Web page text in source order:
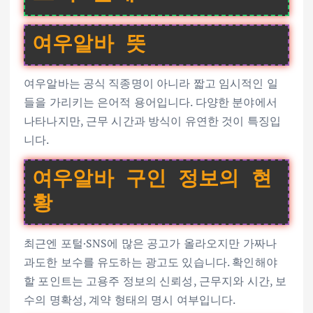
여우알바 뜻
여우알바는 공식 직종명이 아니라 짧고 임시적인 일
들을 가리키는 은어적 용어입니다. 다양한 분야에서
나타나지만, 근무 시간과 방식이 유연한 것이 특징입
니다.
여우알바 구인 정보의 현
황
최근엔 포털·SNS에 많은 공고가 올라오지만 가짜나
과도한 보수를 유도하는 광고도 있습니다. 확인해야
할 포인트는 고용주 정보의 신뢰성, 근무지와 시간, 보
수의 명확성, 계약 형태의 명시 여부입니다.